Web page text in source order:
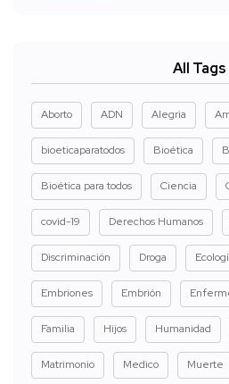
All Tags
Aborto ADN Alegria
bioeticaparatodos Bioética
Bioética para todos Ciencia
covid-19 Derechos Humanos
Discriminación Droga
Embriones Embrión
Familia Hijos Humanidad
Matrimonio Medico Muerte